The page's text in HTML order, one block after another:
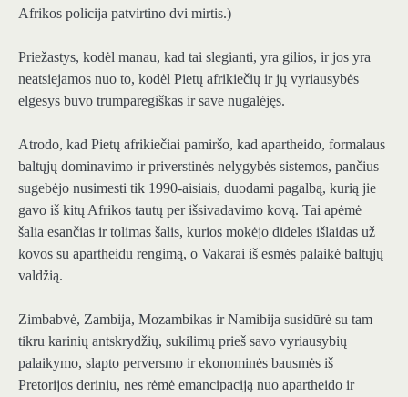
Afrikos policija patvirtino dvi mirtis.)
Priežastys, kodėl manau, kad tai slegianti, yra gilios, ir jos yra
neatsiejamos nuo to, kodėl Pietų afrikiečių ir jų vyriausybės
elgesys buvo trumparegiškas ir save nugalėjęs.
Atrodo, kad Pietų afrikiečiai pamiršo, kad apartheido, formalaus
baltųjų dominavimo ir priverstinės nelygybės sistemos, pančius
sugebėjo nusimesti tik 1990-aisiais, duodami pagalbą, kurią jie
gavo iš kitų Afrikos tautų per išsivadavimo kovą. Tai apėmė
šalia esančias ir tolimas šalis, kurios mokėjo dideles išlaidas už
kovos su apartheidu rengimą, o Vakarai iš esmės palaikė baltųjų
valdžią.
Zimbabvė, Zambija, Mozambikas ir Namibija susidūrė su tam
tikru karinių antskrydžių, sukilimų prieš savo vyriausybių
palaikymo, slapto perversmo ir ekonominės bausmės iš
Pretorijos deriniu, nes rėmė emancipaciją nuo apartheido ir